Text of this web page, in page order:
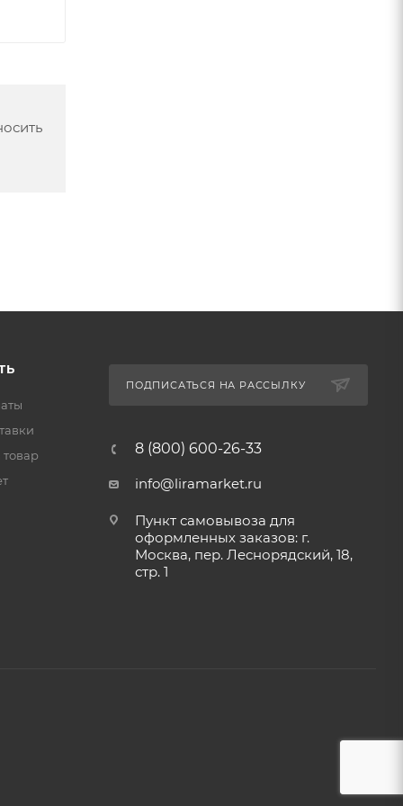
товар
ПОДПИСАТЬСЯ НА РАССЫЛКУ
8 (800) 600-26-33
info@liramarket.ru
Пункт самовывоза для
оформленных заказов: г.
Москва, пер. Леснорядский, 18,
стр. 1